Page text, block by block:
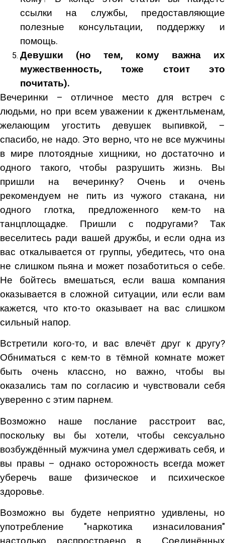
ссылки на службы, предоставляющие
полезные консультации, поддержку и
помощь.
Девушки (но тем, кому важна их
мужественность, тоже стоит это
почитать).
Вечеринки – отличное место для встреч с
людьми, но при всем уважении к джентльменам,
желающим угостить девушек выпивкой, –
спасибо, не надо. Это верно, что не все мужчины
в мире плотоядные хищники, но достаточно и
одного такого, чтобы разрушить жизнь. Вы
пришли на вечеринку? Очень и очень
рекомендуем не пить из чужого стакана, ни
одного глотка, предложенного кем-то на
танцплощадке. Пришли с подругами? Так
веселитесь ради вашей дружбы, и если одна из
вас откалывается от группы, убедитесь, что она
не слишком пьяна и может позаботиться о себе.
Не бойтесь вмешаться, если ваша компания
оказывается в сложной ситуации, или если вам
кажется, что кто-то оказывает на вас слишком
сильный напор.
Встретили кого-то, и вас влечёт друг к другу?
Обниматься с кем-то в тёмной комнате может
быть очень классно, но важно, чтобы вы
оказались там по согласию и чувствовали себя
уверенно с этим парнем.
Возможно наше послание расстроит вас,
поскольку вы бы хотели, чтобы сексуально
возбуждённый мужчина умел сдерживать себя, и
вы правы – однако осторожность всегда может
уберечь ваше физическое и психическое
здоровье.
Возможно вы будете неприятно удивлены, но
употребление "наркотика изнасилования"